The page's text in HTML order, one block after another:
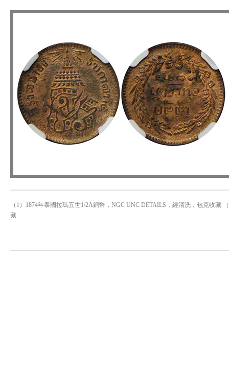
（1）1874年泰國拉瑪五世1/2A銅幣，NGC UNC DETAILS，經清洗，包克收
藏